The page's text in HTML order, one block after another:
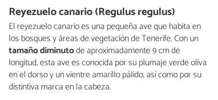
Reyezuelo canario (Regulus regulus)
El reyezuelo canario es una pequeña ave que habita en
los bosques y áreas de vegetación de Tenerife. Con un
tamaño diminutode aproximadamente 9 cm de
longitud, esta ave es conocida por su plumaje verde oliva
en el dorso y un vientre amarillo pálido, así como por su
distintiva marca en la cabeza.